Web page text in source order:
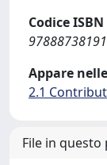
Codice ISBN
Appare
2.1
File in